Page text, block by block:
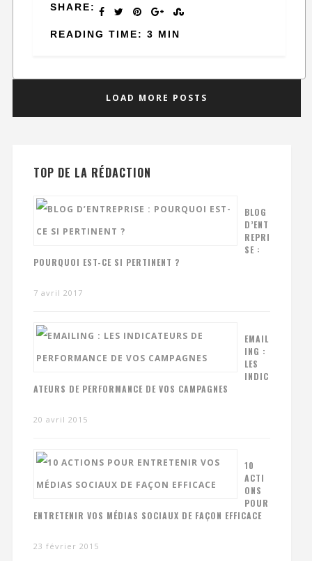
SHARE:
READING TIME: 3 MIN
LOAD MORE POSTS
TOP DE LA RÉDACTION
BLOG
D’ENT
REPRI
SE :
POURQUOI EST-CE SI PERTINENT ?
7 avril 2017
EMAIL
ING :
LES
INDIC
ATEURS DE PERFORMANCE DE VOS CAMPAGNES
20 avril 2015
10
ACTI
ONS
POUR
ENTRETENIR VOS MÉDIAS SOCIAUX DE FAÇON EFFICACE
23 février 2015